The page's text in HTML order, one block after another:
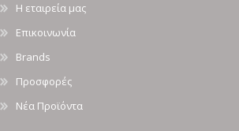
Η εταιρεία μας
Επικοινωνία
Brands
Προσφορές
Νέα Προϊόντα